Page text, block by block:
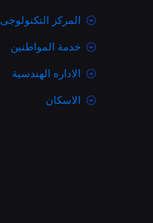
المركز التكنولوجى
خدمة المواطنين
الاداره الهندسية
الاسكان